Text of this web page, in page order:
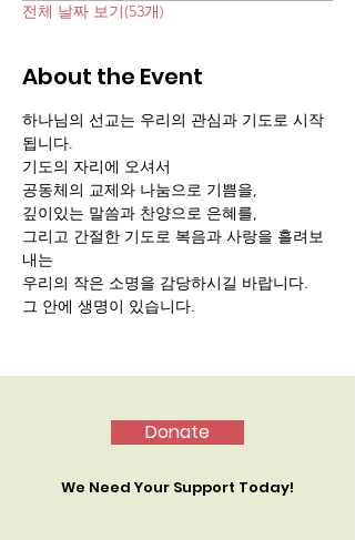
전체 날짜 보기(53개)
About the Event
하나님의 선교는 우리의 관심과 기도로 시작
됩니다.
기도의 자리에 오셔서
공동체의 교제와 나눔으로 기쁨을,
깊이있는 말씀과 찬양으로 은혜를,
그리고 간절한 기도로 복음과 사랑을 흘려보
내는
우리의 작은 소명을 감당하시길 바랍니다.
그 안에 생명이 있습니다.
Donate
We Need Your Support Today!